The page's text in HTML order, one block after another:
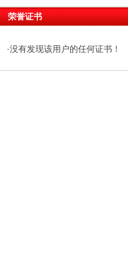
荣誉证书
·没有发现该用户的任何证书！